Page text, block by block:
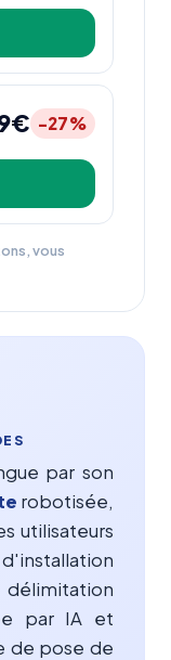
-27%
vous
par son
robotisée,
utilisateurs
par IA et
de pose de